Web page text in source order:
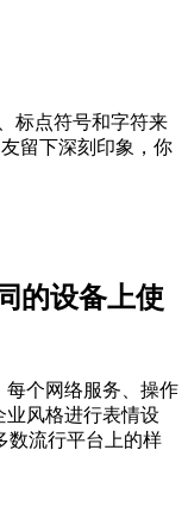
标点符号和字符来
留下深刻印象，你
的设备上使
每个网络服务、操作
业风格进行表情设
数流行平台上的样